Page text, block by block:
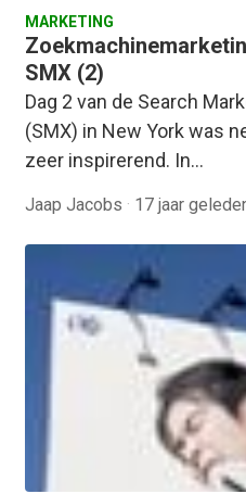
MARKETING
SMX (2)
Dag 2 van de Search
(SMX) in New York was
zeer inspirerend. In…
Jaap Jacobs · 17 jaar